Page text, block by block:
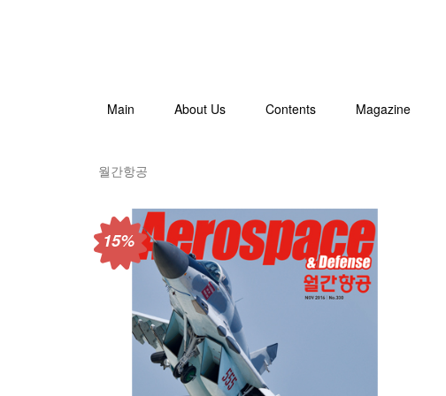
Main About Us Contents Magazine
월간항공
15%